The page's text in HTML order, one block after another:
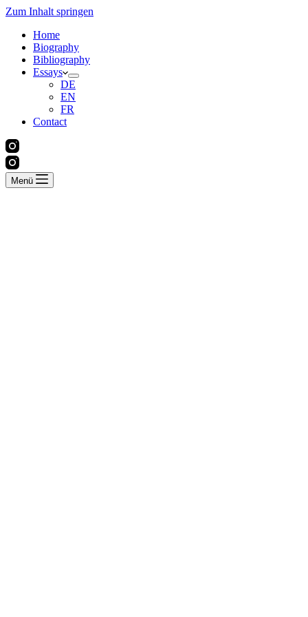
Zum Inhalt springen
Home
Biography
Bibliography
Essays
DE
EN
FR
Contact
Menü